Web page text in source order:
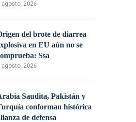
agosto, 2026
del brote de diarrea
en EU aún no se
Ssa
agosto, 2026
Saudita, Pakistán y
conforman histórica
de defensa